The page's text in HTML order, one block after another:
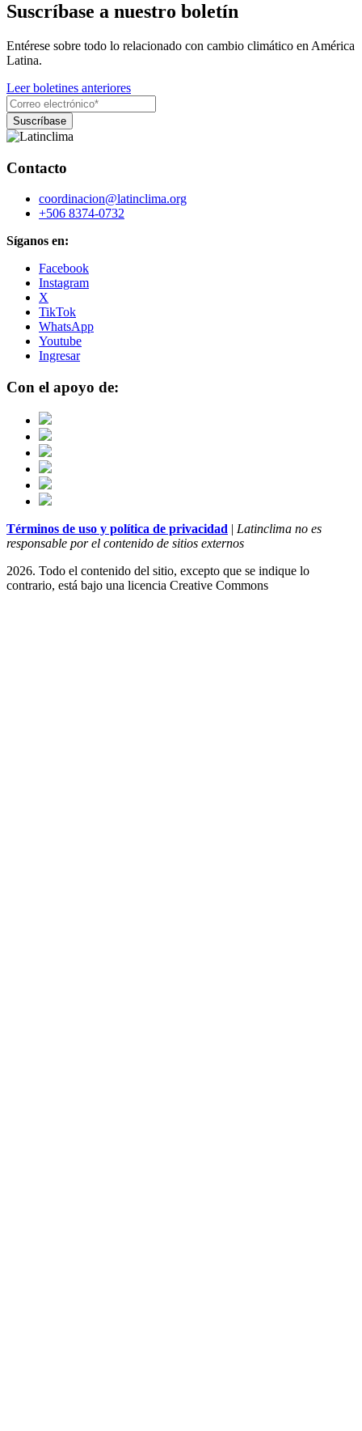
Suscríbase a nuestro boletín
Entérese sobre todo lo relacionado con cambio climático en América
Latina.
Leer boletines anteriores
Contacto
coordinacion@latinclima.org
+506 8374-0732
Síganos en:
Facebook
Instagram
X
TikTok
WhatsApp
Youtube
Ingresar
Con el apoyo de:
Términos de uso y política de privacidad | Latinclima no es
responsable por el contenido de sitios externos
2026. Todo el contenido del sitio, excepto que se indique lo
contrario, está bajo una licencia Creative Commons